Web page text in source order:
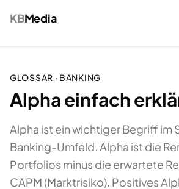
KBMedia
GLOSSAR · BANKING
Alpha einfach
Alpha ist ein wichtiger Begriff im
Banking-Umfeld. Alpha ist die
Portfolios minus die erwartete
CAPM (Marktrisiko). Positives